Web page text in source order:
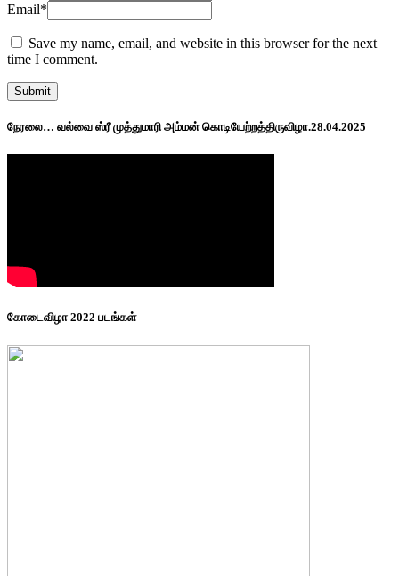
Email*
Save my name, email, and website in this browser for the next
time I comment.
நேரலை… வல்வை ஸ்ரீ முத்துமாரி அம்மன் கொடியேற்றத்திருவிழா.28.04.2025
கோடைவிழா 2022 படங்கள்